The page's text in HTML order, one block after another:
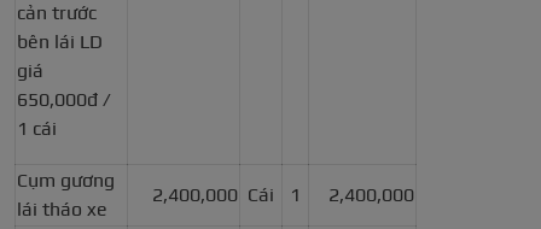
cản trước
bên lái LD
giá
650,000đ /
1 cái
Cụm gương
lái tháo xe
2,400,000 Cái 1 2,400,000